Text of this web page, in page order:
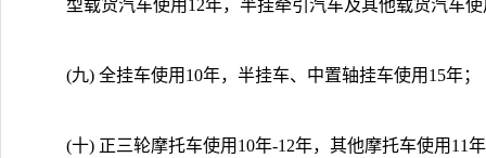
型载货汽车使用12年，半挂牵引汽车及其他载货汽车使
(九) 全挂车使用10年，半挂车、中置轴挂车使用15年；
(十) 正三轮摩托车使用10年-12年，其他摩托车使用11